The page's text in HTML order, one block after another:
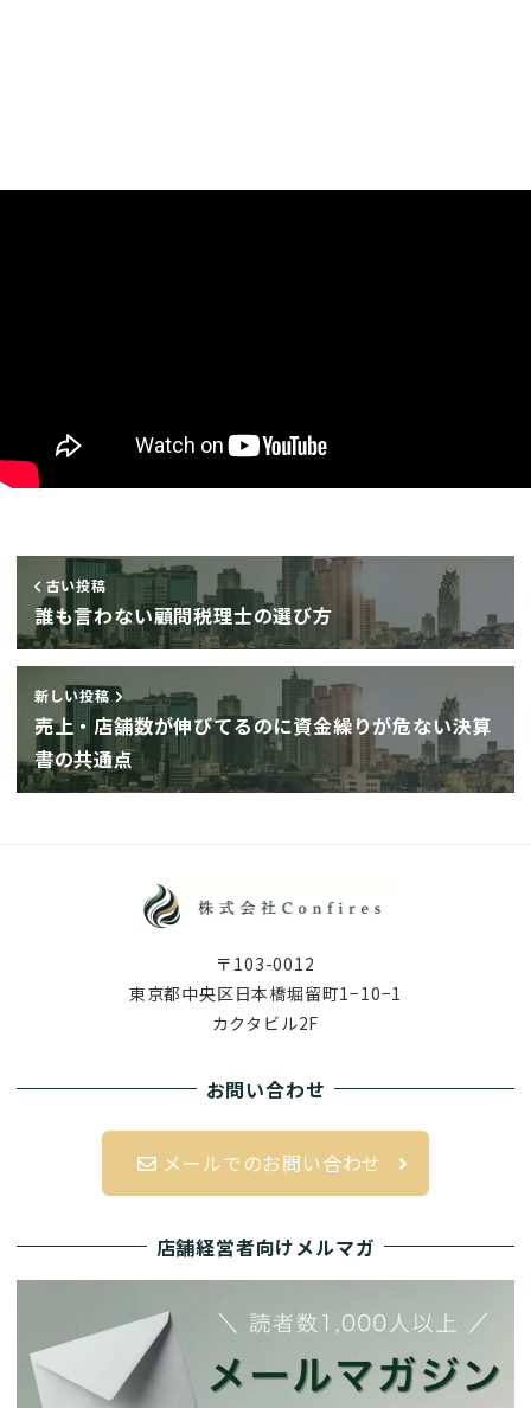
古い投稿
誰も言わない顧問税理士の選び方
新しい投稿
売上・店舗数が伸びてるのに資金繰りが危ない決算
書の共通点
〒103-0012
東京都中央区日本橋堀留町1−10−1
カクタビル2F
お問い合わせ
メールでのお問い合わせ
店舗経営者向けメルマガ